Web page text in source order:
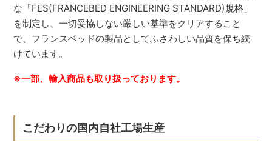
な「FES(FRANCEBED ENGINEERING STANDARD)規格」
を制定し、一切妥協しない厳しい基準をクリアすること
で、フランスベッドの製品としてふさわしい品質を保ち続
けています。
※一部、輸入商品も取り扱っております。
こだわりの国内自社工場生産